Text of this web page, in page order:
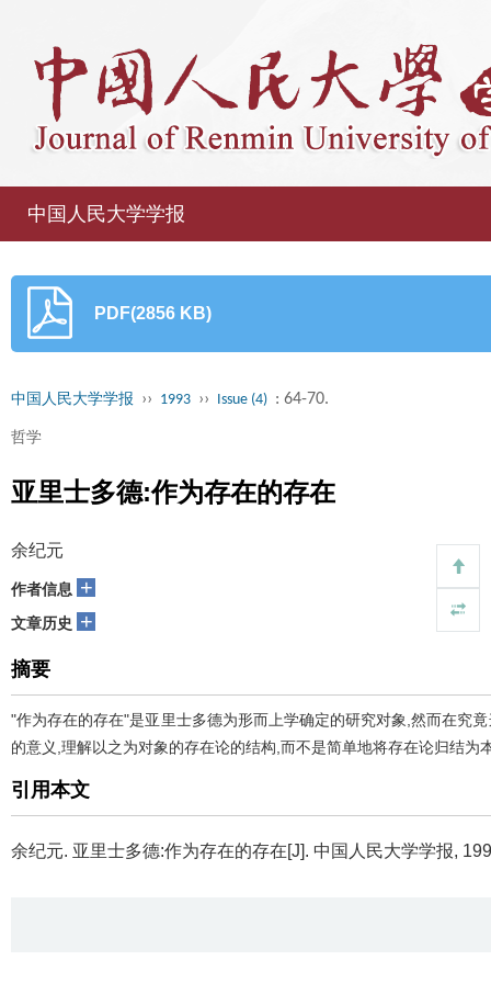
中国人民大学学报
PDF(2856 KB)
中国人民大学学报 ›› 1993 ›› Issue (4) : 64-70.
哲学
亚里士多德:作为存在的存在
余纪元
作者信息 +
文章历史 +
摘要
"作为存在的存在"是亚里士多德为形而上学确定的研究对象,然而在究
的意义,理解以之为对象的存在论的结构,而不是简单地将存在论归结
引用本文
余纪元. 亚里士多德:作为存在的存在[J]. 中国人民大学学报,